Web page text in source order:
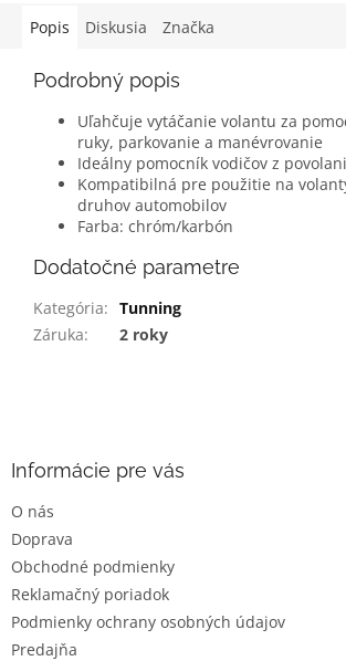
hviezdičiek.
Popis Diskusia Značka
Podrobný popis
Uľahčuje vytáčanie volantu za
ruky, parkovanie a manévrovanie
Ideálny pomocník vodičov z
Kompatibilná pre použitie na
druhov automobilov
Farba: chróm/karbón
Dodatočné parametre
Kategória: Tunning
Záruka: 2 roky
Informácie pre vás
O nás
Doprava
Obchodné podmienky
Reklamačný poriadok
Podmienky ochrany osobných údajov
Predajňa